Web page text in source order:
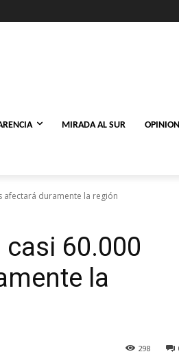
MIRADA AL SUR
afectará duramente la región
casi 60.000
la
298